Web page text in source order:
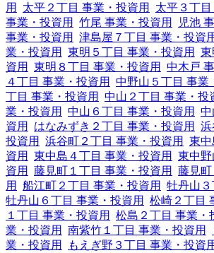
用
太平２丁目 事業・投資用 太平３丁
事業・投資用
竹尾 事業・投資用 児池
事業・投資用
津島屋７丁目 事業・投資
業・投資用
東明５丁目 事業・投資用
東
資用
東明８丁目 事業・投資用 中木戸
４丁目 事業・投資用
中野山５丁目 事業
丁目 事業・投資用
中山２丁目 事業・投
業・投資用
中山６丁目 事業・投資用
中
資用
はなみずき２丁目 事業・投資用
浜
投資用
浜谷町２丁目 事業・投資用
東中
資用
東中島４丁目 事業・投資用
東中
資用
藤見町１丁目 事業・投資用
藤見
用
船江町２丁目 事業・投資用
牡丹山３
牡丹山６丁目 事業・投資用
松崎２丁目
１丁目 事業・投資用
松島２丁目 事業・
業・投資用
南紫竹１丁目 事業・投資用
業・投資用
もえぎ野３丁目 事業・投資